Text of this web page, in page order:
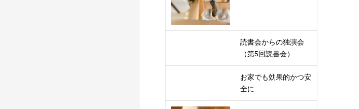
読書会からの独演会
（第5回読書会）
お家でも効果的かつ安
全に